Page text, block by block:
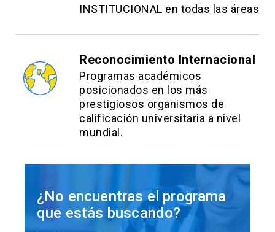
INSTITUCIONAL en todas las áreas
Reconocimiento Internacional
Programas académicos
posicionados en los más
prestigiosos organismos de
calificación universitaria a nivel
mundial.
¿No encuentras el programa
que estás buscando?